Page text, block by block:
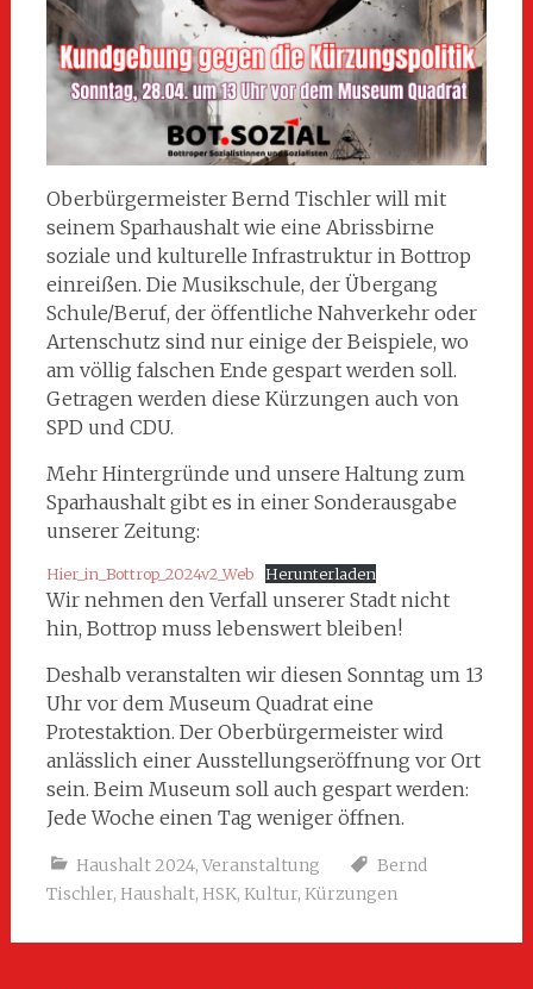
Oberbürgermeister Bernd Tischler will mit
seinem Sparhaushalt wie eine Abrissbirne
soziale und kulturelle Infrastruktur in Bottrop
einreißen. Die Musikschule, der Übergang
Schule/Beruf, der öffentliche Nahverkehr oder
Artenschutz sind nur einige der Beispiele, wo
am völlig falschen Ende gespart werden soll.
Getragen werden diese Kürzungen auch von
SPD und CDU.
Mehr Hintergründe und unsere Haltung zum
Sparhaushalt gibt es in einer Sonderausgabe
unserer Zeitung:
Hier_in_Bottrop_2024v2_Web Herunterladen
Wir nehmen den Verfall unserer Stadt nicht
hin, Bottrop muss lebenswert bleiben!
Deshalb veranstalten wir diesen Sonntag um 13
Uhr vor dem Museum Quadrat eine
Protestaktion. Der Oberbürgermeister wird
anlässlich einer Ausstellungseröffnung vor Ort
sein. Beim Museum soll auch gespart werden:
Jede Woche einen Tag weniger öffnen.
Haushalt 2024, Veranstaltung
Bernd
Tischler, Haushalt, HSK, Kultur, Kürzungen